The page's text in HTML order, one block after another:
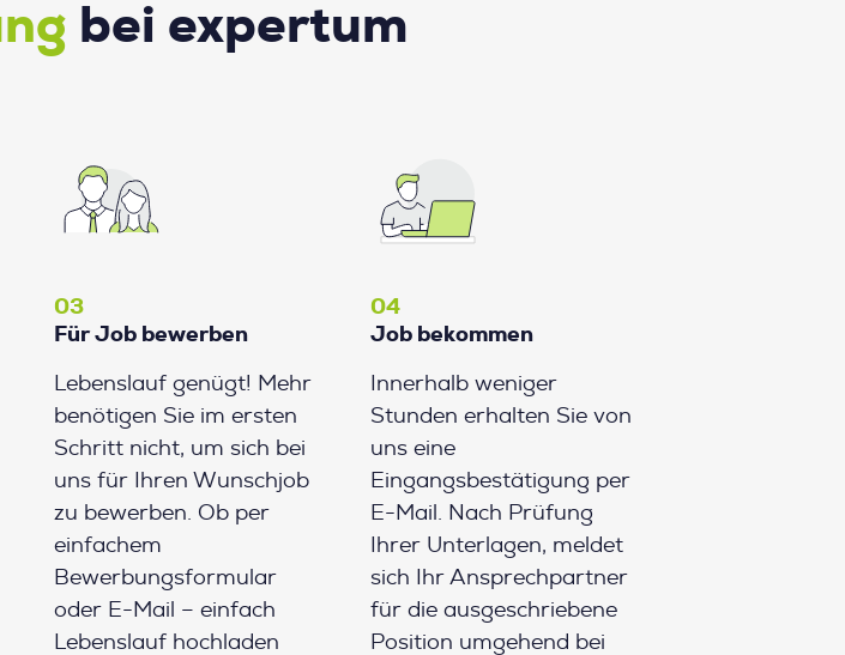
bei expertum
03
Für Job bewerben
Lebenslauf genügt! Mehr
benötigen Sie im ersten
Schritt nicht, um sich bei
uns für Ihren Wunschjob
zu bewerben. Ob per
einfachem
Bewerbungsformular
oder E-Mail – einfach
Lebenslauf hochladen
04
Job bekommen
Innerhalb weniger
Stunden erhalten Sie von
uns eine
Eingangsbestätigung per
E-Mail. Nach Prüfung
Ihrer Unterlagen, meldet
sich Ihr Ansprechpartner
für die ausgeschriebene
Position umgehend bei